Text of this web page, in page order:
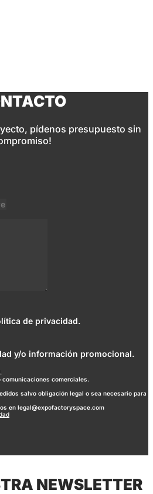
pídenos presupuesto sin
de privacidad.
y/o información promocional.
comerciales.
salvo obligación legal o sea necesario para
en legal@expofactoryspace.com
NEWSLETTER